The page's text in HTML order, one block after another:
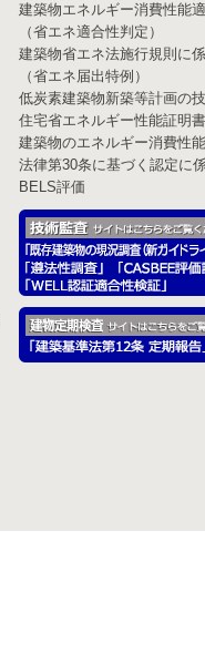
建築物エネルギー消費性能
（省エネ適合性判定）
建築物省エネ法施行規則に
（省エネ届出特例）
低炭素建築物新築等計画の
住宅省エネルギー性能証明
建築物のエネルギー消費性
法律第30条に基づく認定に
BELS評価